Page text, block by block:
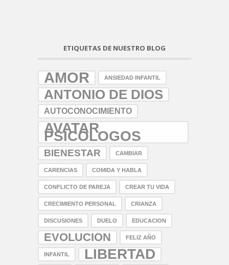
ETIQUETAS DE NUESTRO BLOG
AMOR ANSIEDAD INFANTIL
ANTONIO DE DIOS
AUTOCONOCIMIENTO
AVATAR
PSICOLOGOS
BIENESTAR CAMBIAR
CARENCIAS COMIDA Y HABLA
CONFLICTO DE PAREJA CREAR TU VIDA
CRECIMIENTO PERSONAL CRIANZA
DISCUSIONES DUELO EDUCACION
EVOLUCION FELIZ AÑO
INFANTIL LIBERTAD